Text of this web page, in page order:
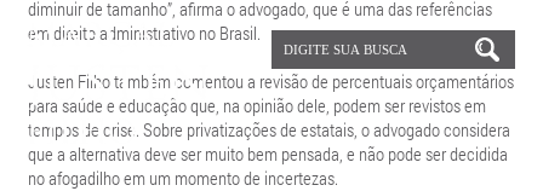
diminuir de tamanho”, afirma o advogado, que é uma das referências
em direito administrativo no Brasil.
Justen Filho também comentou a revisão de percentuais orçamentários
para saúde e educação que, na opinião dele, podem ser revistos em
tempos de crise. Sobre privatizações de estatais, o advogado considera
que a alternativa deve ser muito bem pensada, e não pode ser decidida
no afogadilho em um momento de incertezas.